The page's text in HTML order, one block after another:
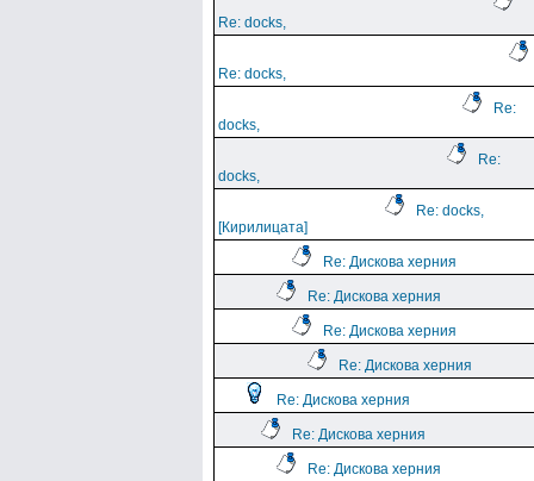
Re: docks,
Re: docks,
Re:
docks,
Re:
docks,
Re: docks,
[Кирилицата]
Re: Дискова херния
Re: Дискова херния
Re: Дискова херния
Re: Дискова херния
Re: Дискова херния
Re: Дискова херния
Re: Дискова херния